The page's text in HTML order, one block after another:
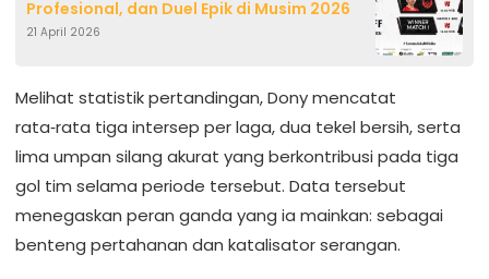
Profesional, dan Duel Epik di Musim 2026
21 April 2026
Melihat statistik pertandingan, Dony mencatat
rata‑rata tiga intersep per laga, dua tekel bersih, serta
lima umpan silang akurat yang berkontribusi pada tiga
gol tim selama periode tersebut. Data tersebut
menegaskan peran ganda yang ia mainkan: sebagai
benteng pertahanan dan katalisator serangan.